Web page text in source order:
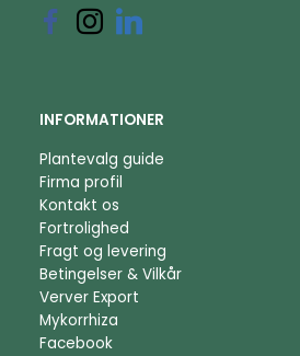
INFORMATIONER
Plantevalg guide
Firma profil
Kontakt os
Fortrolighed
Fragt og levering
Betingelser & Vilkår
Verver Export
Mykorrhiza
Facebook